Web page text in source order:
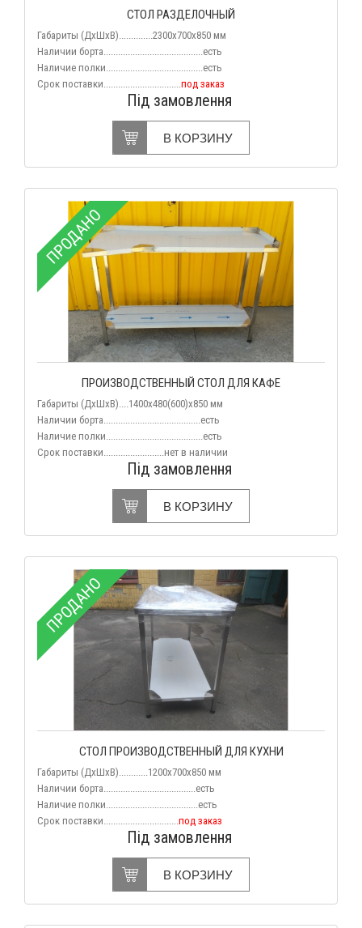
СТОЛ РАЗДЕЛОЧНЫЙ
Габариты (ДхШхВ)..............2300х700х850 мм
Наличии борта.........................................есть
Наличие полки........................................есть
Срок поставки................................под заказ
Під замовлення
В КОРЗИНУ
ПРОДАНО
ПРОИЗВОДСТВЕННЫЙ СТОЛ ДЛЯ КАФЕ
Габариты (ДхШхВ)....1400х480(600)х850 мм
Наличии борта........................................есть
Наличие полки........................................есть
Срок поставки.........................нет в наличии
Під замовлення
В КОРЗИНУ
ПРОДАНО
СТОЛ ПРОИЗВОДСТВЕННЫЙ ДЛЯ КУХНИ
Габариты (ДхШхВ)............1200x700x850 мм
Наличии борта......................................есть
Наличие полки......................................есть
Срок поставки...............................под заказ
Під замовлення
В КОРЗИНУ